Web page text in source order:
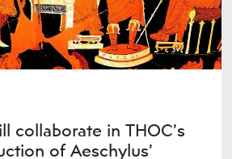
collaborate in THOC’s
of Aeschylus’